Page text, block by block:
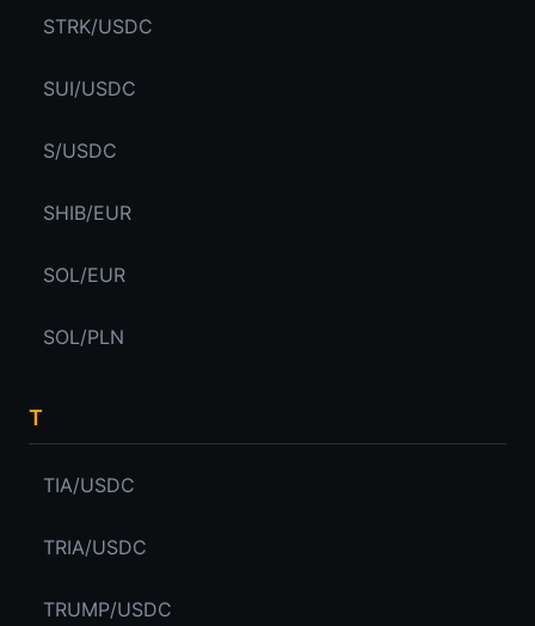
STRK/USDC
SUI/USDC
S/USDC
SHIB/EUR
SOL/EUR
SOL/PLN
T
TIA/USDC
TRIA/USDC
TRUMP/USDC